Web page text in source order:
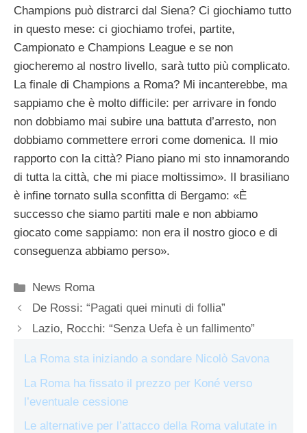
Champions può distrarci dal Siena? Ci giochiamo tutto
in questo mese: ci giochiamo trofei, partite,
Campionato e Champions League e se non
giocheremo al nostro livello, sarà tutto più complicato.
La finale di Champions a Roma? Mi incanterebbe, ma
sappiamo che è molto difficile: per arrivare in fondo
non dobbiamo mai subire una battuta d’arresto, non
dobbiamo commettere errori come domenica. Il mio
rapporto con la città? Piano piano mi sto innamorando
di tutta la città, che mi piace moltissimo». Il brasiliano
è infine tornato sulla sconfitta di Bergamo: «È
successo che siamo partiti male e non abbiamo
giocato come sappiamo: non era il nostro gioco e di
conseguenza abbiamo perso».
Categorie
News Roma
De Rossi: “Pagati quei minuti di follia”
Lazio, Rocchi: “Senza Uefa è un fallimento”
La Roma sta iniziando a sondare Nicolò Savona
La Roma ha fissato il prezzo per Koné verso
l’eventuale cessione
Le alternative per l’attacco della Roma valutate in